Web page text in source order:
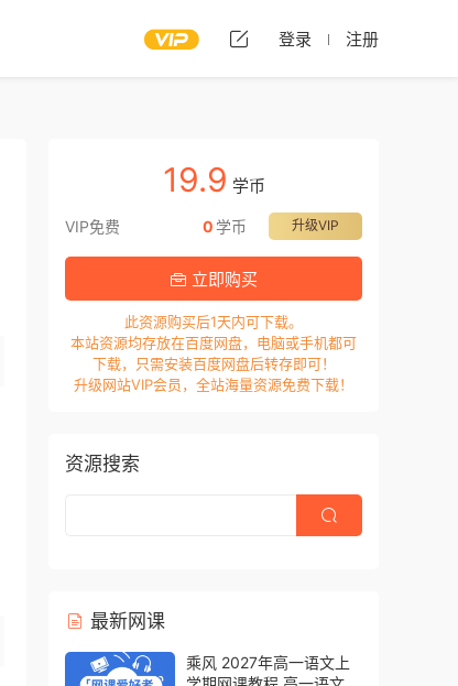
登录 注册
19.9 学币
VIP免费 升级VIP
0 学币
立即购买
此资源购买后1天内可下载。
本站资源均存放在百度网盘，电脑或手机都可
下载，只需安装百度网盘后转存即可！
升级网站VIP会员，全站海量资源免费下载！
资源搜索
最新网课
乘风 2027年高一语文上